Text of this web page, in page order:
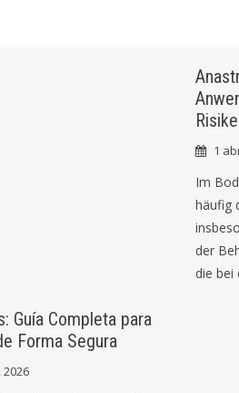
1
Im
häufig
der
die bei
Guía Completa para
Forma Segura